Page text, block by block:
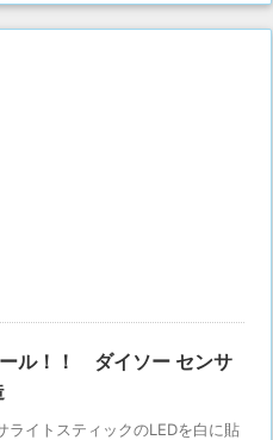
ル！！ ダイソー センサ
ライトスティックのLEDを白に貼